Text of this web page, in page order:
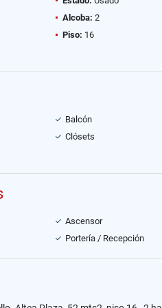
Alcoba: 2
Piso: 16
Balcón
Clósets
Ascensor
Portería / Recepción